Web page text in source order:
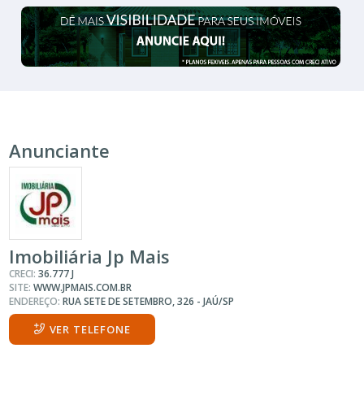
Anunciante
Imobiliária Jp Mais
CRECI:36.777 J
SITE:WWW.JPMAIS.COM.BR
ENDEREÇO:RUA SETE DE SETEMBRO, 326 - JAÚ/SP
VER TELEFONE